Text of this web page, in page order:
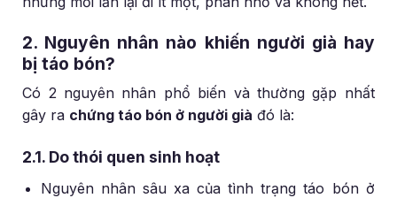
2. Nguyên nhân nào khiến người già hay
bị táo bón?
Có 2 nguyên nhân phổ biến và thường gặp nhất
gây ra chứng táo bón ở người già đó là:
2.1. Do thói quen sinh hoạt
Nguyên nhân sâu xa của tình trạng táo bón ở